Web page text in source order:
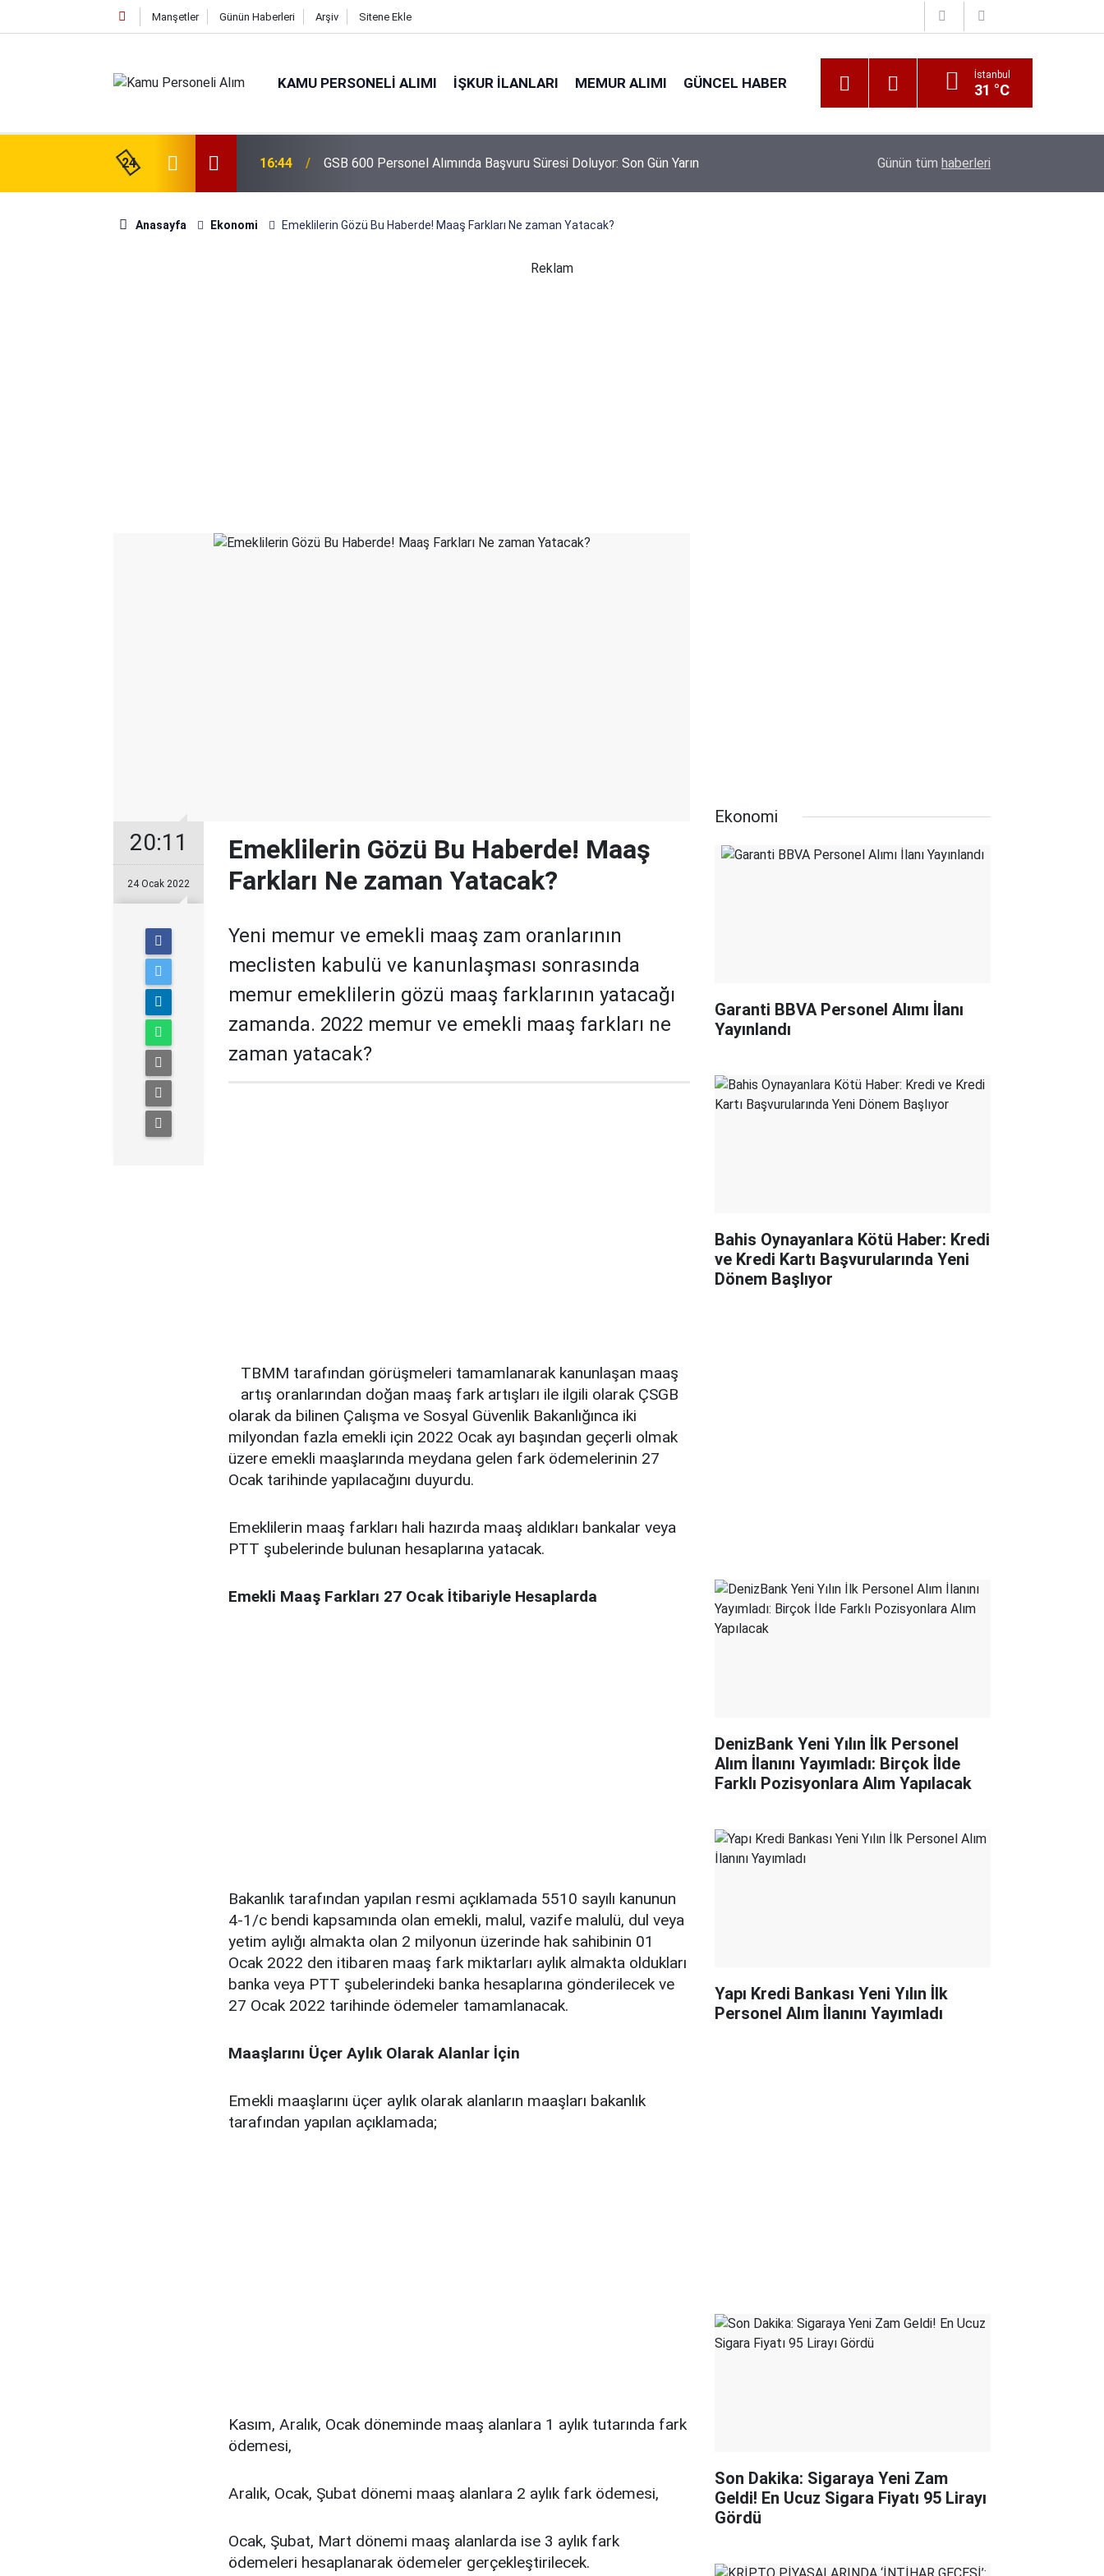
Manşetler Günün Haberleri Arşiv Sitene Ekle
KAMU PERSONELI ALIMI İŞKUR İLANLARI MEMUR ALIMI GÜNCEL HABER İstanbul
31 °C
24
Alımı Gündemde! Bakan Çiftçi Süreci
16:44 GSB 600 Personel Alımında Başvuru Süresi Doluyor: Son Gün Yarın Kıyı Emniyeti Genel Müdürlüğü 26 İşçi Alımı
Günün tüm haberleri
Anasayfa Ekonomi Emeklilerin Gözü Bu Haberde! Maaş Farkları Ne zaman Yatacak?
Reklam
20:11
24 Ocak 2022
Emeklilerin Gözü Bu Haberde! Maaş
Farkları Ne zaman Yatacak?
Yeni memur ve emekli maaş zam oranlarının
meclisten kabulü ve kanunlaşması sonrasında
memur emeklilerin gözü maaş farklarının yatacağı
zamanda. 2022 memur ve emekli maaş farkları ne
zaman yatacak?
TBMM tarafından görüşmeleri tamamlanarak kanunlaşan maaş
artış oranlarından doğan maaş fark artışları ile ilgili olarak ÇSGB
olarak da bilinen Çalışma ve Sosyal Güvenlik Bakanlığınca iki
milyondan fazla emekli için 2022 Ocak ayı başından geçerli olmak
üzere emekli maaşlarında meydana gelen fark ödemelerinin 27
Ocak tarihinde yapılacağını duyurdu.
Emeklilerin maaş farkları hali hazırda maaş aldıkları bankalar veya
PTT şubelerinde bulunan hesaplarına yatacak.
Emekli Maaş Farkları 27 Ocak İtibariyle Hesaplarda
Bakanlık tarafından yapılan resmi açıklamada 5510 sayılı kanunun
4-1/c bendi kapsamında olan emekli, malul, vazife malulü, dul veya
yetim aylığı almakta olan 2 milyonun üzerinde hak sahibinin 01
Ocak 2022 den itibaren maaş fark miktarları aylık almakta oldukları
banka veya PTT şubelerindeki banka hesaplarına gönderilecek ve
27 Ocak 2022 tarihinde ödemeler tamamlanacak.
Maaşlarını Üçer Aylık Olarak Alanlar İçin
Emekli maaşlarını üçer aylık olarak alanların maaşları bakanlık
tarafından yapılan açıklamada;
Kasım, Aralık, Ocak döneminde maaş alanlara 1 aylık tutarında fark
ödemesi,
Aralık, Ocak, Şubat dönemi maaş alanlara 2 aylık fark ödemesi,
Ocak, Şubat, Mart dönemi maaş alanlarda ise 3 aylık fark
ödemeleri hesaplanarak ödemeler gerçekleştirilecek.
Ekonomi
Garanti BBVA Personel Alımı İlanı
Yayınlandı
Bahis Oynayanlara Kötü Haber: Kredi
ve Kredi Kartı Başvurularında Yeni
Dönem Başlıyor
DenizBank Yeni Yılın İlk Personel
Alım İlanını Yayımladı: Birçok İlde
Farklı Pozisyonlara Alım Yapılacak
Yapı Kredi Bankası Yeni Yılın İlk
Personel Alım İlanını Yayımladı
Son Dakika: Sigaraya Yeni Zam
Geldi! En Ucuz Sigara Fiyatı 95 Lirayı
Gördü